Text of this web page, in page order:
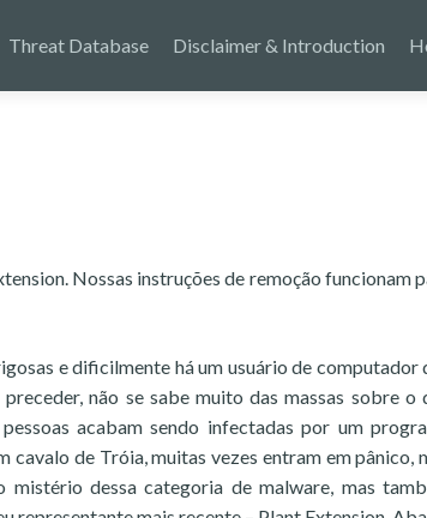
Threat Database Disclaimer & Introduction
Nossas instruções de remoção funcionam
e dificilmente há um usuário de computador
não se sabe muito das massas sobre o
acabam sendo infectadas por um
cavalo de Tróia, muitas vezes entram em pânico,
mistério dessa categoria de malware, mas